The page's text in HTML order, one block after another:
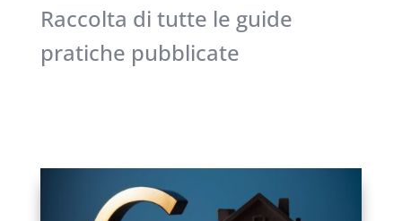
Raccolta di tutte le guide
pratiche pubblicate